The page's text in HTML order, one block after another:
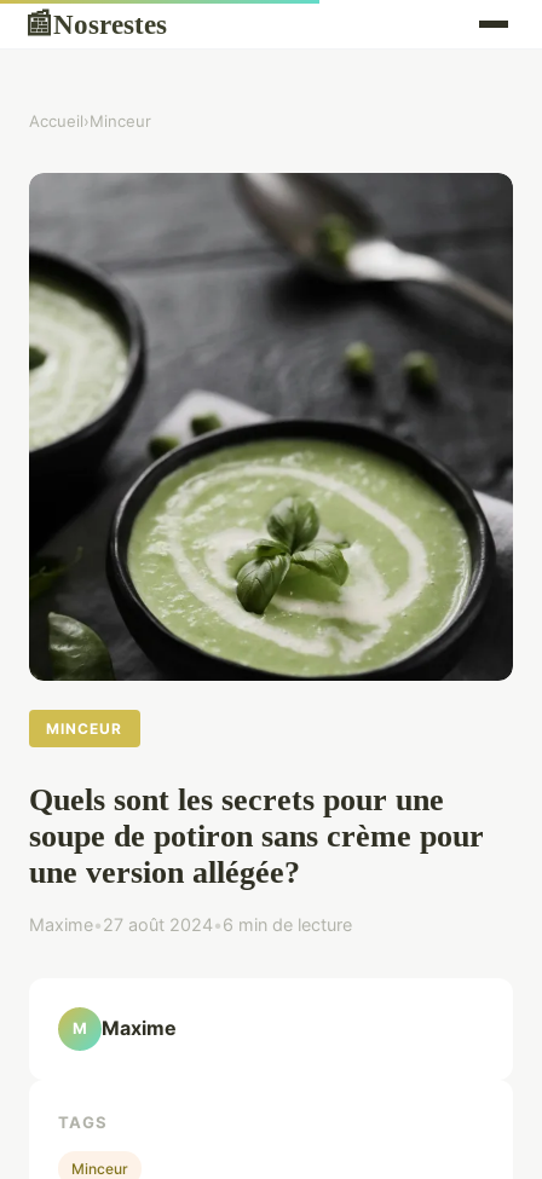
📰Nosrestes
Accueil›Minceur
MINCEUR
Quels sont les secrets pour une
soupe de potiron sans crème pour
une version allégée?
Maxime•27 août 2024•6 min de lecture
M Maxime
TAGS
Minceur